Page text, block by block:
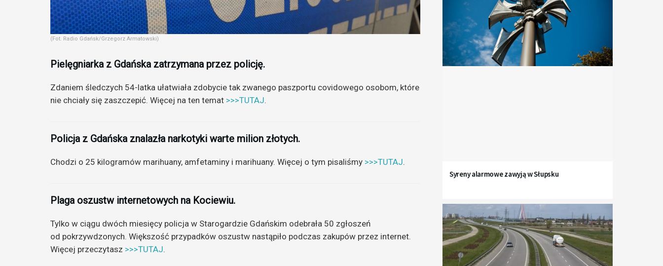
(Fot. Radio Gdańsk/Grzegorz Armatowski)
Pielęgniarka z Gdańska zatrzymana przez policję.
Zdaniem śledczych 54-latka ułatwiała zdobycie tak zwanego paszportu covidowego osobom, które
nie chciały się zaszczepić. Więcej na ten temat >>>TUTAJ.
Policja z Gdańska znalazła narkotyki warte milion złotych.
Chodzi o 25 kilogramów marihuany, amfetaminy i marihuany. Więcej o tym pisaliśmy >>>TUTAJ.
Plaga oszustw internetowych na Kociewiu.
Tylko w ciągu dwóch miesięcy policja w Starogardzie Gdańskim odebrała 50 zgłoszeń
od pokrzywdzonych. Większość przypadków oszustw nastąpiło podczas zakupów przez internet.
Więcej przeczytasz >>>TUTAJ.
Syreny alarmowe zawyją w Słupsku